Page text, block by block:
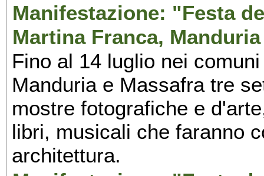
Manifestazione: "Festa
Martina Franca,
Fino al 14 luglio nei
Manduria e Massafra tre
mostre fotografiche e
libri, musicali che faranno
architettura.